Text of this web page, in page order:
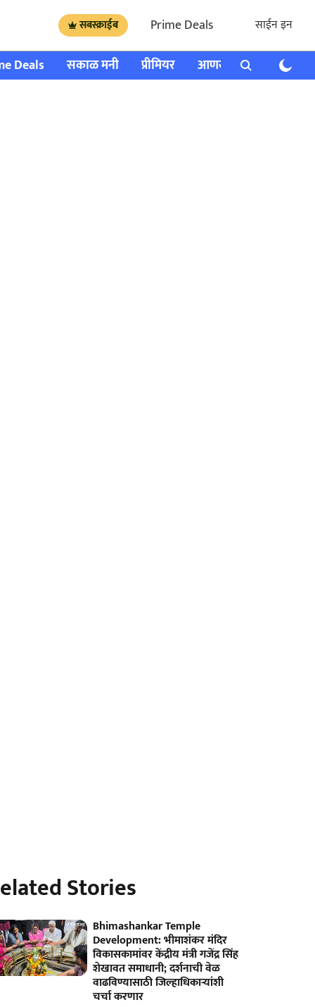
सबस्क्राईब Prime Deals साईन इन
Deals सकाळ मनी प्रीमियर आणखी राशी भविष्य
Stories
Bhimashankar Temple
Development: भीमाशंकर मंदिर
विकासकामांवर केंद्रीय मंत्री गजेंद्र सिंह
शेखावत समाधानी; दर्शनाची वेळ
वाढविण्यासाठी जिल्हाधिकाऱ्यांशी
चर्चा करणार